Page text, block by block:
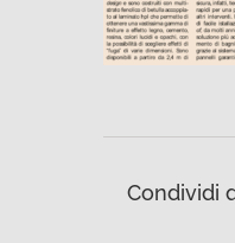
Condividi